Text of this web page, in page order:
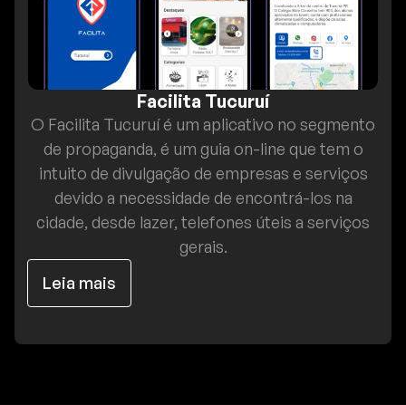
Facilita Tucuruí
O Facilita Tucuruí é um aplicativo no segmento
de propaganda, é um guia on-line que tem o
intuito de divulgação de empresas e serviços
devido a necessidade de encontrá-los na
cidade, desde lazer, telefones úteis a serviços
gerais.
Leia mais